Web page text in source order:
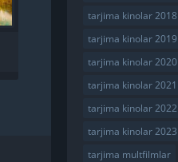
YETIM BROKLIN UZBEK
TILIDA
tarjima kinolar 2018
tarjima kinolar 2019
tarjima kinolar 2020
tarjima kinolar 2021
tarjima kinolar 2022
tarjima kinolar 2023
tarjima multfilmlar